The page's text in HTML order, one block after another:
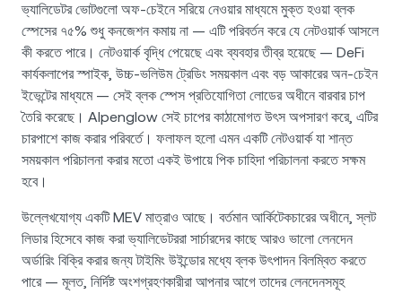
ভ্যালিডেটর ভোটগুলো অফ-চেইনে সরিয়ে নেওয়ার মাধ্যমে মুক্ত হওয়া ব্লক
স্পেসের ৭৫% শুধু কনজেশন কমায় না — এটি পরিবর্তন করে যে নেটওয়ার্ক আসলে
কী করতে পারে। নেটওয়ার্ক বৃদ্ধি পেয়েছে এবং ব্যবহার তীব্র হয়েছে — DeFi
কার্যকলাপের স্পাইক, উচ্চ-ভলিউম ট্রেডিং সময়কাল এবং বড় আকারের অন-চেইন
ইভেন্টের মাধ্যমে — সেই ব্লক স্পেস প্রতিযোগিতা লোডের অধীনে বারবার চাপ
তৈরি করেছে। Alpenglow সেই চাপের কাঠামোগত উৎস অপসারণ করে, এটির
চারপাশে কাজ করার পরিবর্তে। ফলাফল হলো এমন একটি নেটওয়ার্ক যা শান্ত
সময়কাল পরিচালনা করার মতো একই উপায়ে পিক চাহিদা পরিচালনা করতে সক্ষম
হবে।
উল্লেখযোগ্য একটি MEV মাত্রাও আছে। বর্তমান আর্কিটেকচারের অধীনে, স্লট
লিডার হিসেবে কাজ করা ভ্যালিডেটররা সার্চারদের কাছে আরও ভালো লেনদেন
অর্ডারিং বিক্রি করার জন্য টাইমিং উইন্ডোর মধ্যে ব্লক উৎপাদন বিলম্বিত করতে
পারে — মূলত, নির্দিষ্ট অংশগ্রহণকারীরা আপনার আগে তাদের লেনদেনসমূহ